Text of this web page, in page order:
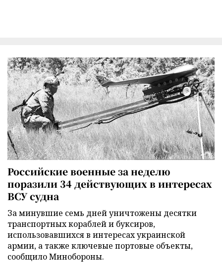
Российские военные за неделю
поразили 34 действующих в интересах
ВСУ судна
За минувшие семь дней уничтожены десятки
транспортных кораблей и буксиров,
использовавшихся в интересах украинской
армии, а также ключевые портовые объекты,
сообщило Минобороны.